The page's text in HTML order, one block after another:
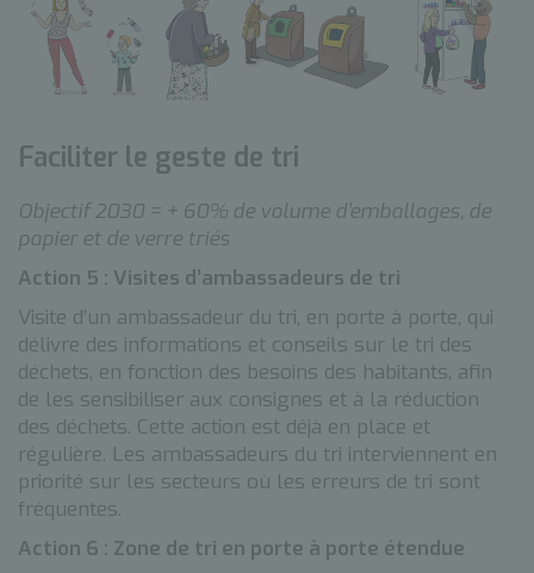
Faciliter le geste de tri
Objectif 2030 = + 60% de volume d’emballages, de
papier et de verre triés
Action 5 : Visites d’ambassadeurs de tri
Visite d’un ambassadeur du tri, en porte à porte, qui
délivre des informations et conseils sur le tri des
déchets, en fonction des besoins des habitants, afin
de les sensibiliser aux consignes et à la réduction
des déchets. Cette action est déjà en place et
régulière. Les ambassadeurs du tri interviennent en
priorité sur les secteurs où les erreurs de tri sont
fréquentes.
Action 6 : Zone de tri en porte à porte étendue